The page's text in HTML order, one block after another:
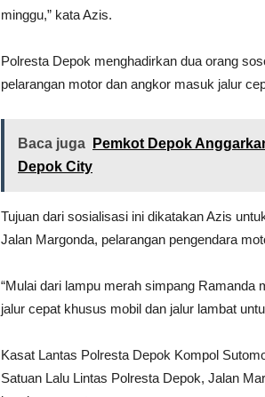
minggu,” kata Azis.
Polresta Depok menghadirkan dua orang
pelarangan motor dan angkor masuk jalur
Baca juga
Pemkot Depok
Depok City
Tujuan dari sosialisasi ini dikatakan Azis
Jalan Margonda, pelarangan pengendara
“Mulai dari lampu merah simpang
jalur cepat khusus mobil dan jalur lambat
Kasat Lantas Polresta Depok Kompol
Satuan Lalu Lintas Polresta Depok, Jalan